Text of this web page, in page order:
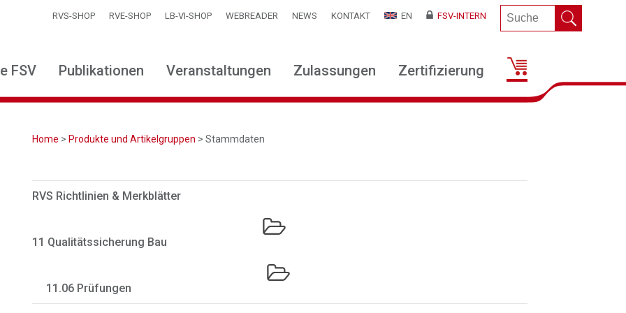
RVS-SHOP RVE-SHOP LB-VI-SHOP WEBREADER NEWS KONTAKT EN FSV-INTERN
FSV Publikationen Veranstaltungen Zulassungen Zertifizierung
Home > Produkte und Artikelgruppen > Stammdaten
RVS Richtlinien & Merkblätter
11 Qualitätssicherung Bau
11.06 Prüfungen